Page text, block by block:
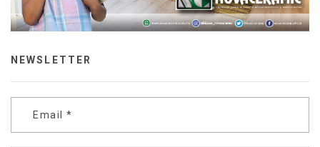
NEWSLETTER
Email *